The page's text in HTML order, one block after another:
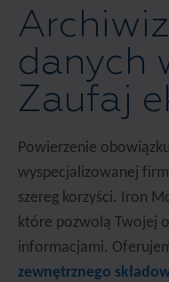
danych
Zaufaj
Powierzenie
wyspecjalizowanej
szereg korzyści. Iron
które pozwolą Twojej
informacjami.
zewnętrznego